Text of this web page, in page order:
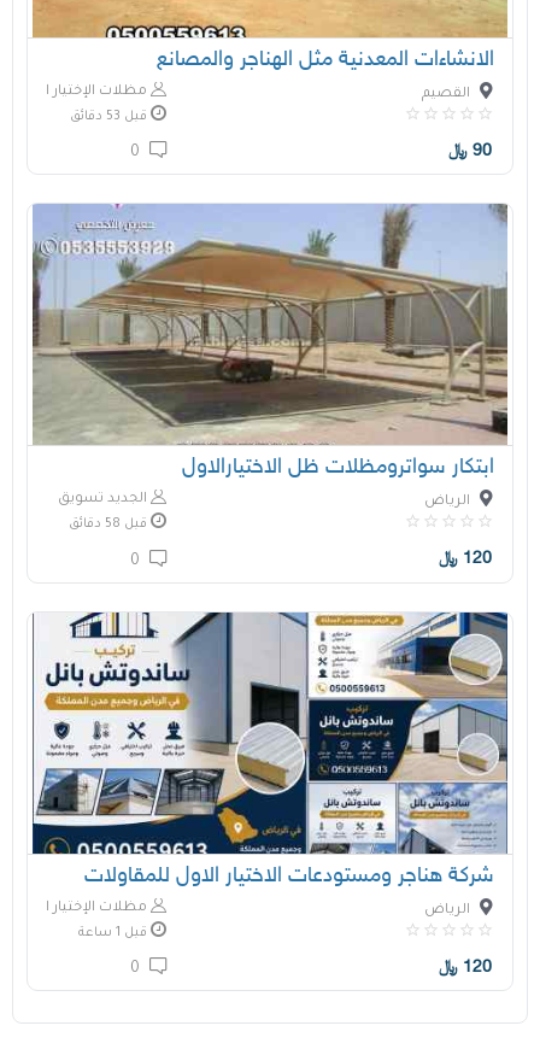
الانشاءات المعدنية مثل الهناجر والمصانع
مظلات الإختيار الأول القصيم
قبل 53 دقائق
90 ﷼
ابتكار سواترومظلات ظل الاختيارالاول
الجديد تسويق الرياض
قبل 58 دقائق
120 ﷼
شركة هناجر ومستودعات الاختيار الاول للمقاولات
مظلات الإختيار الأول الرياض
قبل 1 ساعة
120 ﷼